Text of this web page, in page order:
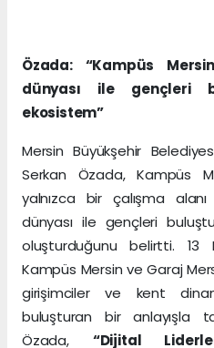
Özada: “Kampüs
dünyası ile gençleri
ekosistem”
Mersin Büyükşehir
Serkan Özada, Kampüs
yalnızca bir çalışma
dünyası ile gençleri
oluşturduğunu belirtti. 13
Kampüs Mersin ve Garaj
girişimciler ve kent
buluşturan bir anlayışla
Özada, “Dijital